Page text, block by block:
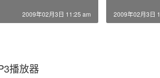
2009年02月3日 11:25 am 2009年02月3日
播放器